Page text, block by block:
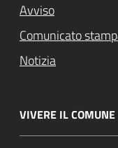
Avviso
Comunicato
Notizia
VIVERE IL COMUNE